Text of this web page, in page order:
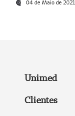
04 de Maio de 2021
Unimed
Clientes